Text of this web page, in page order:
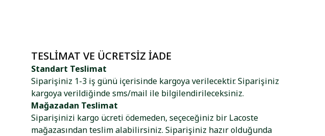
TESLIMAT VE ÜCRETSIZ İADE
Standart Teslimat
Siparişiniz 1-3 iş günü içerisinde kargoya verilecektir. Siparişiniz
kargoya verildiğinde sms/mail ile bilgilendirileceksiniz.
Mağazadan Teslimat
Siparişinizi kargo ücreti ödemeden, seçeceğiniz bir Lacoste
mağazasından teslim alabilirsiniz. Siparişiniz hazır olduğunda